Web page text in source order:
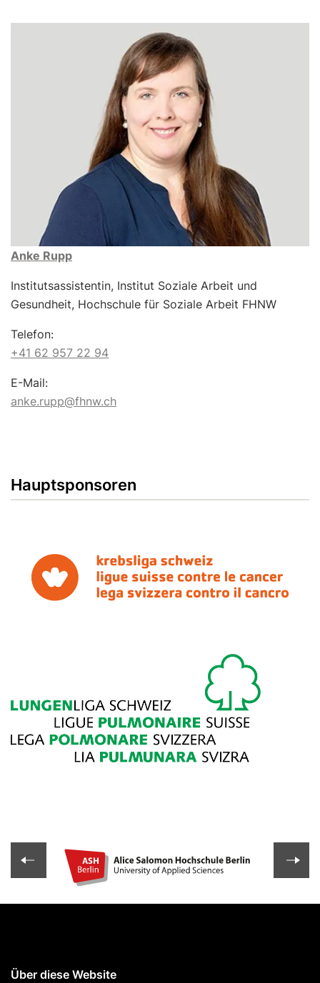
Anke Rupp
Institutsassistentin, Institut Soziale Arbeit und
Gesundheit, Hochschule für Soziale Arbeit FHNW
Telefon:
+41 62 957 22 94
E-Mail:
anke.rupp@fhnw.ch
Hauptsponsoren
Über diese Website